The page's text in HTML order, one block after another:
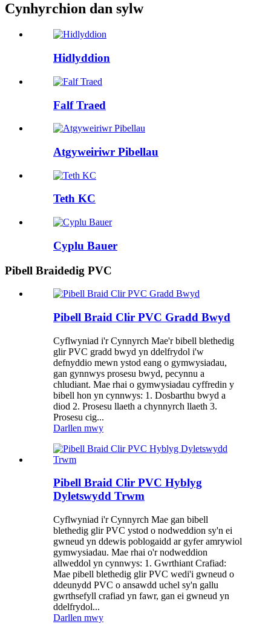
Cynhyrchion dan sylw
Hidlyddion
Falf Traed
Atgyweiriwr Pibellau
Teth KC
Cyplu Bauer
Pibell Braidedig PVC
Pibell Braid Clir PVC Gradd Bwyd
Cyflwyniad i'r Cynnyrch Mae'r bibell blethedig
glir PVC gradd bwyd yn ddelfrydol i'w
defnyddio mewn ystod eang o gymwysiadau,
gan gynnwys prosesu bwyd, pecynnu a
chludiant. Mae rhai o gymwysiadau cyffredin y
bibell hon yn cynnwys: 1. Dosbarthu bwyd a
diod 2. Prosesu llaeth a chynnyrch llaeth 3.
Prosesu cig...
Darllen mwy
Pibell Braid Clir PVC Hyblyg
Dyletswydd Trwm
Cyflwyniad i'r Cynnyrch Mae gan bibell
blethedig glir PVC ystod o nodweddion sy'n ei
gwneud yn ddewis poblogaidd ar gyfer amrywiol
gymwysiadau. Mae rhai o'r nodweddion
allweddol yn cynnwys: 1. Gwrthiant Crafiad:
Mae pibell blethedig glir PVC wedi'i gwneud o
ddeunydd PVC o ansawdd uchel sy'n gallu
gwrthsefyll crafiad yn fawr, gan ei gwneud yn
ddelfrydol...
Darllen mwy